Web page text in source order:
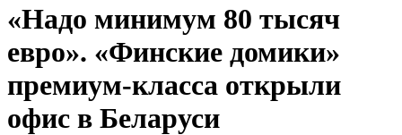
«Надо минимум 80 тысяч
евро». «Финские домики»
премиум-класса открыли
офис в Беларуси